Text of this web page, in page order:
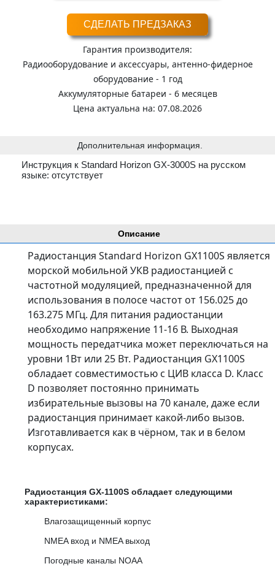
Описание
Радиостанция Standard Horizon GX1100S является
морской мобильной УКВ радиостанцией с
частотной модуляцией, предназначенной для
использования в полосе частот от 156.025 до
163.275 МГц. Для питания радиостанции
необходимо напряжение 11-16 В. Выходная
мощность передатчика может переключаться на
уровни 1Вт или 25 Вт. Радиостанция GX1100S
обладает совместимостью с ЦИВ класса D. Класс
D позволяет постоянно принимать
избирательные вызовы на 70 канале, даже если
радиостанция принимает какой-либо вызов.
Изготавливается как в чёрном, так и в белом
корпусах.
Радиостанция GX-1100S обладает следующими
характеристиками:
Влагозащищенный корпус
NMEA вход и NMEA выход
Погодные каналы NOAA
СДЕЛАТЬ ПРЕДЗАКАЗ
Гарантия производителя:
Радиооборудование и аксессуары, антенно-фидерное
оборудование - 1 год
Аккумуляторные батареи - 6 месяцев
Цена актуальна на: 07.08.2026
Дополнительная информация.
Инструкция к Standard Horizon GX-3000S на русском
языке: отсутствует